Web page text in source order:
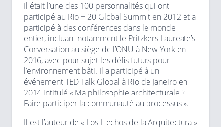
Il était l’une des 100 personnalités qui ont
participé au Rio + 20 Global Summit en 2012 et a
participé à des conférences dans le monde
entier, incluant notamment le Pritzkers Laureate’s
Conversation au siège de l’ONU à New York en
2016, avec pour sujet les défis futurs pour
l’environnement bâti. Il a participé à un
événement TED Talk Global à Rio de Janeiro en
2014 intitulé « Ma philosophie architecturale ?
Faire participer la communauté au processus ».
Il est l’auteur de « Los Hechos de la Arquitectura »